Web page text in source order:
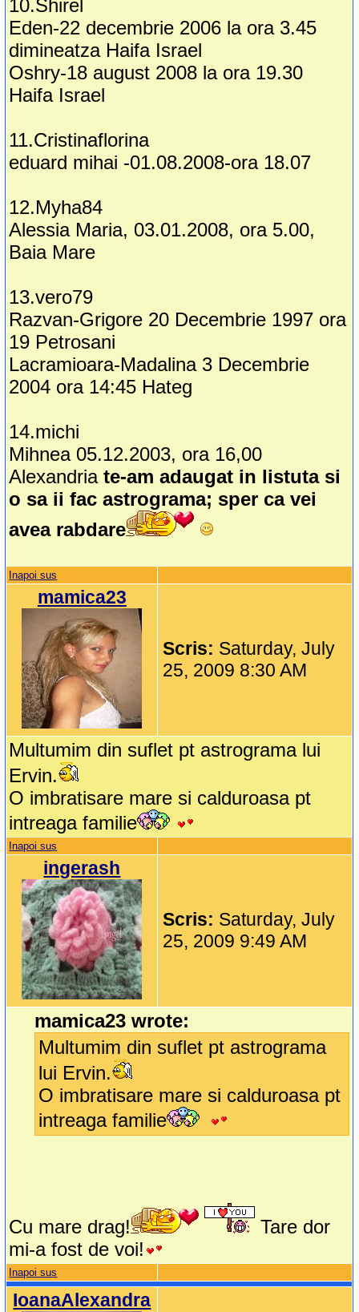
10.Shirel
Eden-22 decembrie 2006 la ora 3.45
dimineatza Haifa Israel
Oshry-18 august 2008 la ora 19.30
Haifa Israel
11.Cristinaflorina
eduard mihai -01.08.2008-ora 18.07
12.Myha84
Alessia Maria, 03.01.2008, ora 5.00,
Baia Mare
13.vero79
Razvan-Grigore 20 Decembrie 1997 ora
19 Petrosani
Lacramioara-Madalina 3 Decembrie
2004 ora 14:45 Hateg
14.michi
Mihnea 05.12.2003, ora 16,00
Alexandriate-am adaugat in listuta si
o sa ii fac astrograma; sper ca vei
avea rabdare
Inapoi sus
mamica23
Scris: Saturday, July
25, 2009 8:30 AM
Multumim din suflet pt astrograma lui
Ervin.
O imbratisare mare si calduroasa pt
intreaga familie
Inapoi sus
ingerash
Scris: Saturday, July
25, 2009 9:49 AM
mamica23 wrote:
Multumim din suflet pt astrograma
lui Ervin.
O imbratisare mare si calduroasa pt
intreaga familie
Cu mare drag!
Tare dor
mi-a fost de voi!
Inapoi sus
IoanaAlexandra